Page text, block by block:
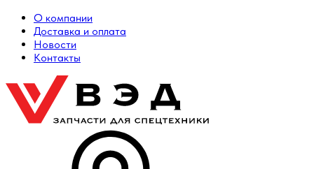
О компании
Доставка и оплата
Новости
Контакты